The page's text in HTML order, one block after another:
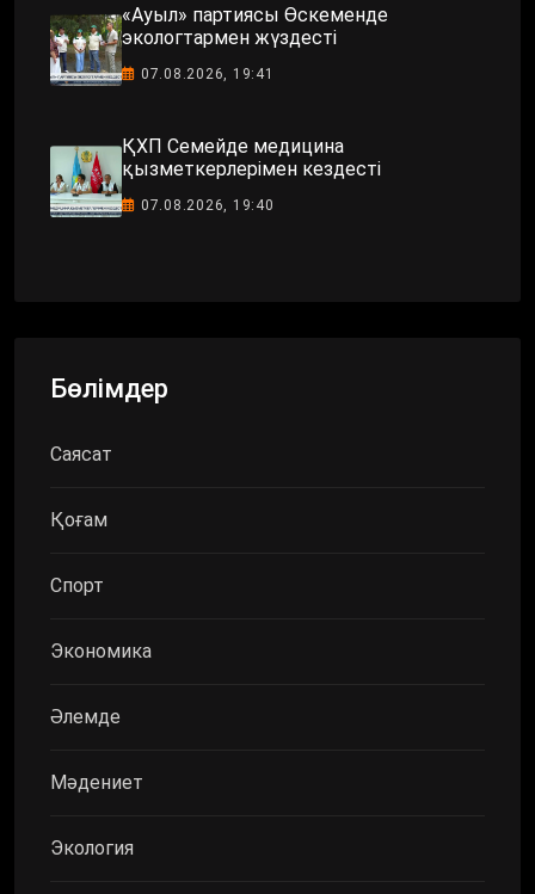
«Ауыл» партиясы Өскеменде
экологтармен жүздесті
07.08.2026, 19:41
ҚХП Семейде медицина
қызметкерлерімен кездесті
07.08.2026, 19:40
Бөлімдер
Саясат
Қоғам
Спорт
Экономика
Әлемде
Мәдениет
Экология